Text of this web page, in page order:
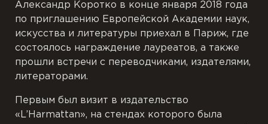
Александр Коротко в конце января 2018 года
по приглашению Европейской Академии наук,
искусства и литературы приехал в Париж, где
состоялось награждение лауреатов, а также
прошли встречи с переводчиками, издателями,
литераторами.
Первым был визит в издательство
«L’Harmattan», на стендах которого была